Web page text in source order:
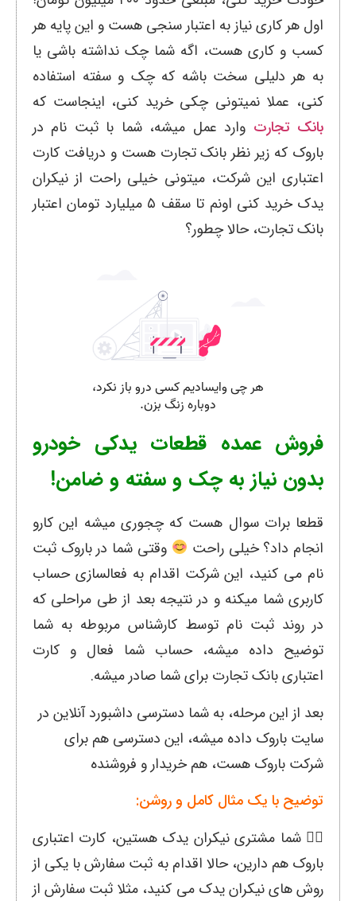
اول هر کاری نیاز به اعتبار سنجی هست و این پایه هر
کسب و کاری هست، اگه شما چک نداشته باشی یا
به هر دلیلی سخت باشه که چک و سفته استفاده
کنی، عملا نمیتونی چکی خرید کنی، اینجاست که
بانک تجارت وارد عمل میشه، شما با ثبت نام در
باروک که زیر نظر بانک تجارت هست و دریافت کارت
اعتباری این شرکت، میتونی خیلی راحت از نیکران
یدک خرید کنی اونم تا سقف ۵ میلیارد تومان اعتبار
بانک تجارت، حالا چطور؟
فروش عمده قطعات یدکی خودرو
بدون نیاز به چک و سفته و ضامن!
قطعا برات سوال هست که چجوری میشه این کارو
انجام داد؟ خیلی راحت
وقتی شما در باروک ثبت
نام می کنید، این شرکت اقدام به فعالسازی حساب
کاربری شما میکنه و در نتیجه بعد از طی مراحلی که
در روند ثبت نام توسط کارشناس مربوطه به شما
توضیح داده میشه، حساب شما فعال و کارت
اعتباری بانک تجارت برای شما صادر میشه.
بعد از این مرحله، به شما دسترسی داشبورد آنلاین در
سایت باروک داده میشه، این دسترسی هم برای
شرکت باروک هست، هم خریدار و فروشنده
توضیح با یک مثال کامل و روشن:
۱️⃣ شما مشتری نیکران یدک هستین، کارت اعتباری
باروک هم دارین، حالا اقدام به ثبت سفارش با یکی از
روش های نیکران یدک می کنید، مثلا ثبت سفارش از